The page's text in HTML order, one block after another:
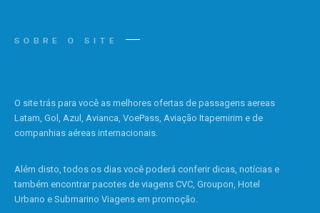
SOBRE O SITE
O site trás para você as melhores ofertas de passagens aereas
Latam, Gol, Azul, Avianca, VoePass, Aviação Itapemirim e de
companhias aéreas internacionais.
Além disto, todos os dias você poderá conferir dicas, notícias e
também encontrar pacotes de viagens CVC, Groupon, Hotel
Urbano e Submarino Viagens em promoção.